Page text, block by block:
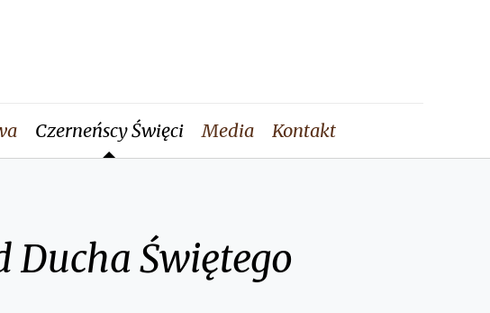
Czerneńscy Święci Media Kontakt
Ducha Świętego